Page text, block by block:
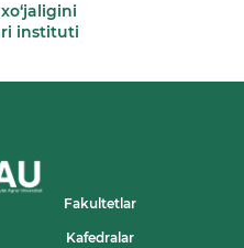
instituti
Fakultetlar
Kafedralar